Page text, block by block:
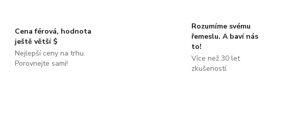
Cena férová, hodnota
ještě větší $
Nejlepší ceny na trhu.
Porovnejte sami!
Rozumíme svému
řemeslu. A baví nás
to!
Více než 30 let
zkušeností.